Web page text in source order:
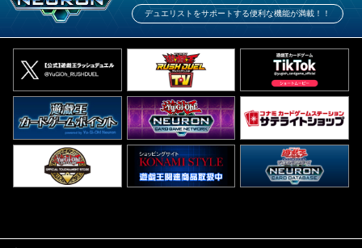
デュエリストをサポートする便利な機能が満載！！